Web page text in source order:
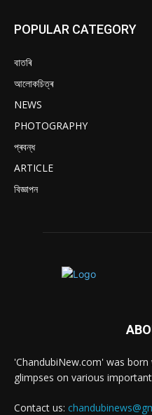
POPULAR CATEGORY
বাতৰি
আলোকচিত্ৰ
NEWS
PHOTOGRAPHY
প্ৰবন্ধ
ARTICLE
বিজ্ঞাপন
'ChandubiNew.com' was
glimpses on various
Contact us: